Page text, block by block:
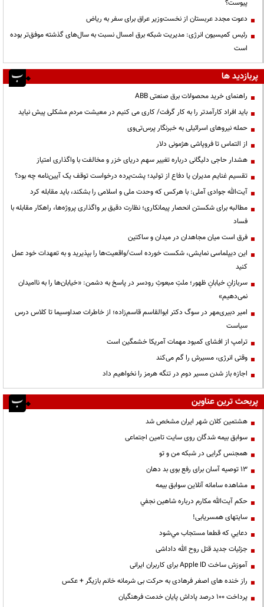
پیوست؟
دعوت مجدد عربستان از نخست‌وزیر عراق برای سفر به ریاض
رئیس کمیسیون انرژی: مدیریت شبکه برق امسال نسبت به سال‌های گذشته موفق‌تر بوده
است
پربازدید ها
راهنمای خرید محصولات برق صنعتی ABB
باید افراد کارآمدتر را به کار گرفت/ کاری می کنیم در معیشت مردم مشکلی پیش نیاید
حمله نیروهای اسرائیلی به خبرنگار پرس‌تی‌وی
از التماس تا فروپاشی هژمونی دلار
هشدار حاجی دلیگانی درباره تغییر سهم دریای خزر و مخالفت با واگذاری امتیاز
تقسیم غنایم مدیران یا دفاع از تولید؛ پشت‌پرده درخواست توقف یک آیین‌نامه چه بود؟
آیت‌الله جوادی آملی: با هرکس که وحدت ملی و اسلامی را بشکند، باید مقابله کرد
مطالبه برای شکستن انحصار پیمانکاری؛ نظارت دقیق بر واگذاری پروژه‌ها، راهکار مقابله با
فساد
فرق است میان مجاهدان در میدان و ساکتین
این دیپلماسی نمایشی، شکست خورده است/واقعیت‌ها را بپذیرید و به تعهدات خود عمل
کنید
سربازانِ خیابانِ ظهور؛ ملتِ مبعوثِ رودسر در پاسخ به دشمن: «خیابان‌ها را به ناامیدان
نمی‌دهیم»
امیر دبیری‌مهر در سوگ دکتر ابوالقاسم قاسم‌زاده؛ از خاطرات صداوسیما تا کلاس درس
سیاست
ترامپ از افشای کمبود مهمات آمریکا خشمگین است
وقتی انرژی، مسیرش را گم می‌کند
اجازه باز شدن مسیر دوم در تنگه هرمز را نخواهیم داد
پربحث ترین عناوین
هشتمین کلان شهر ایران مشخص شد
سوابق بیمه شدگان روی سایت تامین اجتماعی
همجنس گرایی در شبکه من و تو
13 توصیه آسان برای رفع بوی بد دهان
مشاهده سامانه آنلاين سوابق بیمه
حكم آيت‌الله مكارم درباره شاهين نجفي
سایتهای همسریابی!
دعايي كه قطعا مستجاب مي‌شود
جزئیات جدید قتل روح الله داداشی
آموزش ساخت Apple ID برای کاربران ایرانی
راز خنده های اصغر فرهادی به حرکت بی شرمانه خانم بازیگر + عکس
پرداخت ۱۰۰ درصد پاداش پایان خدمت فرهنگیان